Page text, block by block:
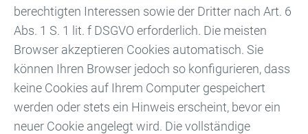
berechtigten Interessen sowie der Dritter nach Art. 6
Abs. 1 S. 1 lit. f DSGVO erforderlich. Die meisten
Browser akzeptieren Cookies automatisch. Sie
können Ihren Browser jedoch so konfigurieren, dass
keine Cookies auf Ihrem Computer gespeichert
werden oder stets ein Hinweis erscheint, bevor ein
neuer Cookie angelegt wird. Die vollständige